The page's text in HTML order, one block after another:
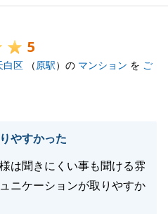
1件の不動産につきまして
お困り事がございました
せんのでお気軽にご連絡下
5
白区 （ 原駅）の マンション を ご
やすかった
は聞きにくい事も聞ける雰
ニケーションが取りやすか